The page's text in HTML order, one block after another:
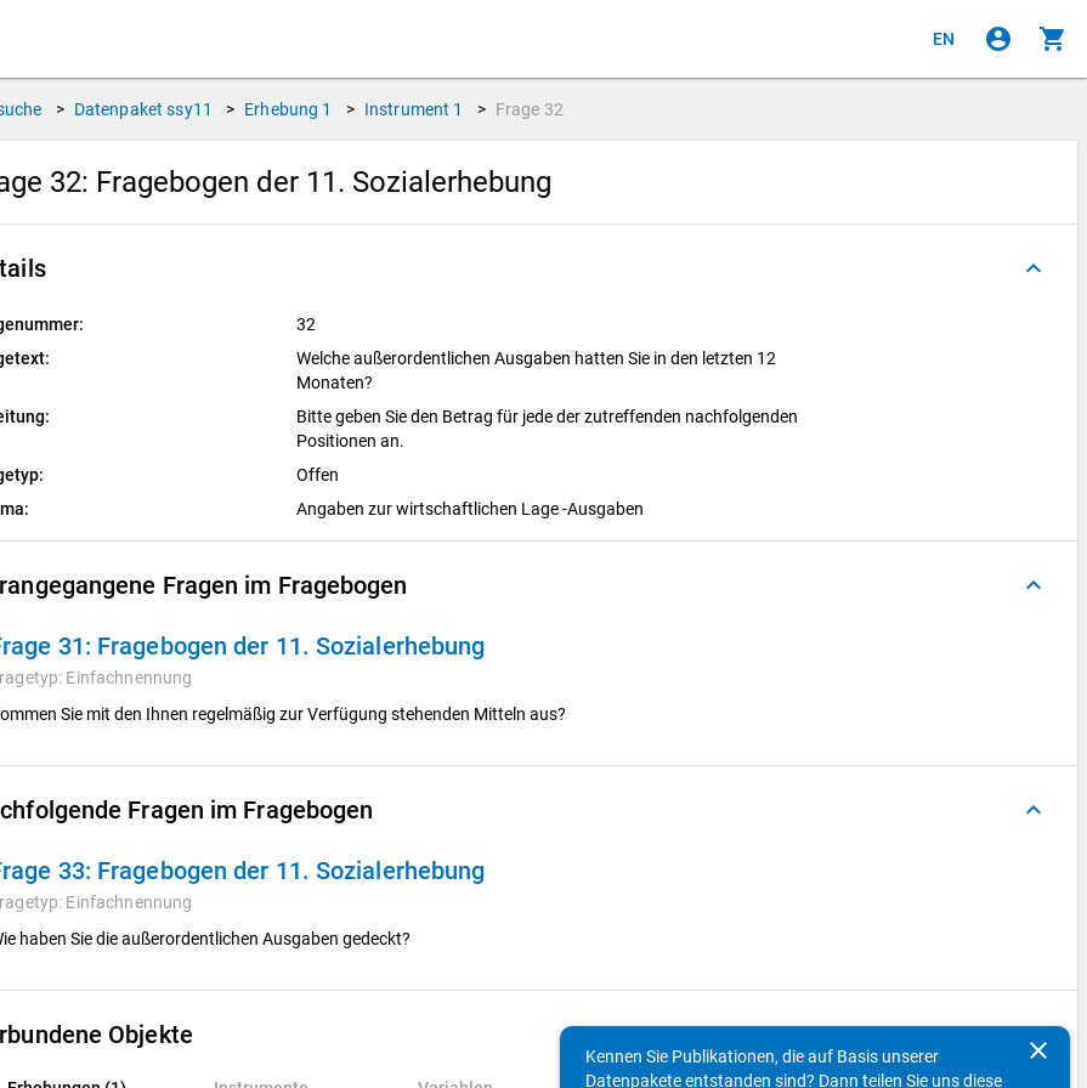
EN account_circle shopping_cart
> Datenpaket ssy11 > Erhebung 1 > Instrument 1 > Frage 32
32: Fragebogen der 11. Sozialerhebung
keyboard_arrow_up
32
Welche außerordentlichen Ausgaben hatten Sie in den letzten 12
Monaten?
Bitte geben Sie den Betrag für jede der zutreffenden nachfolgenden
Positionen an.
Offen
Angaben zur wirtschaftlichen Lage -Ausgaben
Fragen im Fragebogen keyboard_arrow_up
31: Fragebogen der 11. Sozialerhebung
Einfachnennung
Sie mit den Ihnen regelmäßig zur Verfügung stehenden Mitteln aus?
Fragen im Fragebogen keyboard_arrow_up
33: Fragebogen der 11. Sozialerhebung
Einfachnennung
haben Sie die außerordentlichen Ausgaben gedeckt?
Objekte keyboard_arrow_up
clear
Kennen Sie Publikationen, die auf Basis unserer
Datenpakete entstanden sind? Dann teilen Sie uns diese